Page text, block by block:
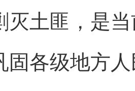
灭土匪，是
固各级地方